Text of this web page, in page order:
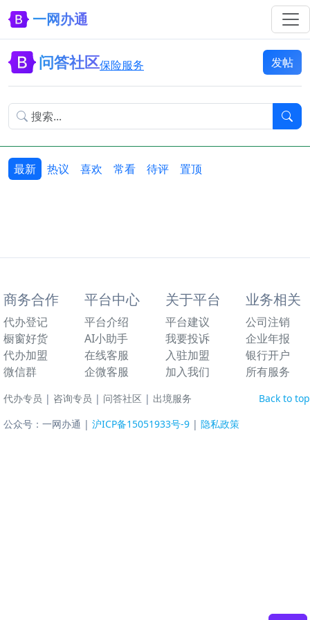
一网办通
问答社区保险服务 发帖
最新 热议 喜欢 常看 待评 置顶
商务合作
代办登记
橱窗好货
代办加盟
微信群
平台中心
平台介绍
AI小助手
在线客服
企微客服
关于平台
平台建议
我要投诉
入驻加盟
加入我们
业务相关
公司注销
企业年报
银行开户
所有服务
Back to top
代办专员 | 咨询专员 | 问答社区 | 出境服务
公众号：一网办通 | 沪ICP备15051933号-9 | 隐私政策